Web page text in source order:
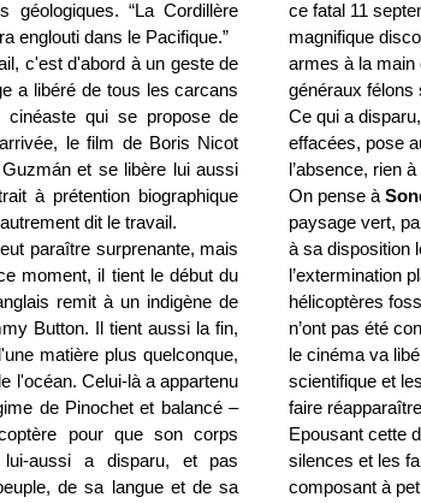
“La Cordillère
englouti dans le Pacifique.”
c'est d'abord à un geste de
a libéré de tous les carcans
qui se propose de
le film de Boris Nicot
et se libère lui aussi
à prétention biographique
dit le travail.
paraître surprenante, mais
moment, il tient le début du
remit à un indigène de
Button. Il tient aussi la fin,
matière plus quelconque,
l'océan. Celui-là a appartenu
de Pinochet et balancé –
pour que son corps
lui-aussi a disparu, et pas
de sa langue et de sa
ce fatal 11
magnifique
armes à la main
généraux félons
Ce qui a
effacées, pose
l’absence, rien
On pense à
paysage vert,
à sa disposition
l’extermination
hélicoptères
n’ont pas été
le cinéma va
scientifique et
faire
Epousant cette
silences et les
composant à